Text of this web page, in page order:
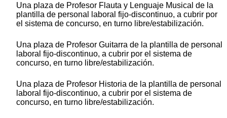
Una plaza de Profesor Flauta y Lenguaje Musical de la
plantilla de personal laboral fijo-discontinuo, a cubrir por
el sistema de concurso, en turno libre/estabilización.
Una plaza de Profesor Guitarra de la plantilla de personal
laboral fijo-discontinuo, a cubrir por el sistema de
concurso, en turno libre/estabilización.
Una plaza de Profesor Historia de la plantilla de personal
laboral fijo-discontinuo, a cubrir por el sistema de
concurso, en turno libre/estabilización.